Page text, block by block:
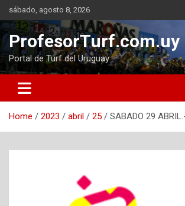
Skip
to
content
sábado, agosto 8, 2026
ProfesorTurf.com.uy
Portal de Turf del Uruguay
Home 2023 abril 25 SABADO 29